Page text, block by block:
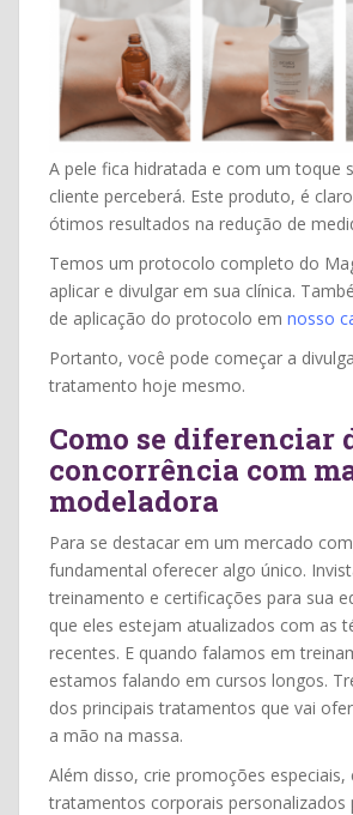
A pele fica hidratada e com um toque
cliente perceberá. Este produto, é
ótimos resultados na redução de
Temos um protocolo completo do
aplicar e divulgar em sua clínica.
de aplicação do protocolo em nosso
Portanto, você pode começar a
tratamento hoje mesmo.
Como se diferenciar
concorrência com
modeladora
Para se destacar em um mercado
fundamental oferecer algo único.
treinamento e certificações para sua
que eles estejam atualizados com as
recentes. E quando falamos em
estamos falando em cursos longos.
dos principais tratamentos que vai
a mão na massa.
Além disso, crie promoções
tratamentos corporais personalizados